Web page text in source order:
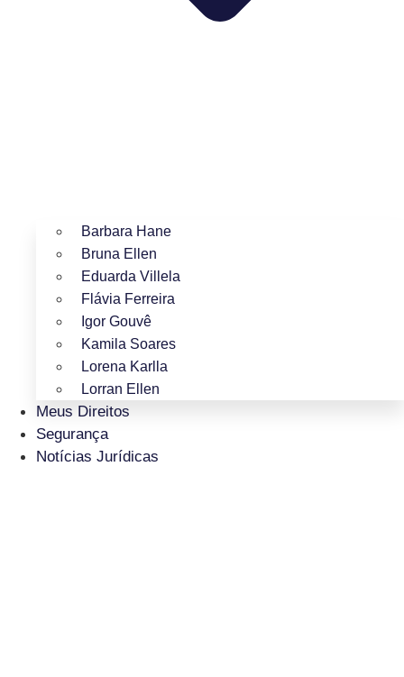
Barbara Hane
Bruna Ellen
Eduarda Villela
Flávia Ferreira
Igor Gouvê
Kamila Soares
Lorena Karlla
Lorran Ellen
Meus Direitos
Segurança
Notícias Jurídicas